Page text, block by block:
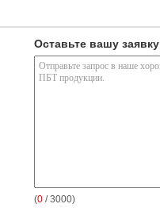
Оставьте вашу заявку
(0 / 3000)